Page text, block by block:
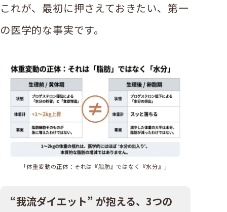
これが、最初に押さえておきたい、第一
の医学的な事実です。
「体重変動の正体：それは『脂肪』ではなく『水分』」
“我流ダイエット” が抱える、3つの